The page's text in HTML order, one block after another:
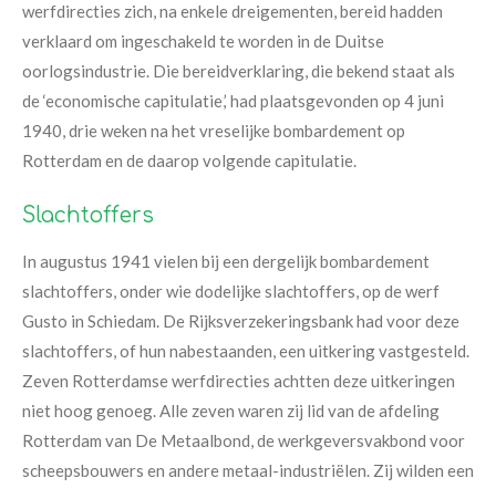
werfdirecties zich, na enkele dreigementen, bereid hadden
verklaard om ingeschakeld te worden in de Duitse
oorlogsindustrie. Die bereidverklaring, die bekend staat als
de ‘economische capitulatie,’ had plaatsgevonden op 4 juni
1940, drie weken na het vreselijke bombardement op
Rotterdam en de daarop volgende capitulatie.
Slachtoffers
In augustus 1941 vielen bij een dergelijk bombardement
slachtoffers, onder wie dodelijke slachtoffers, op de werf
Gusto in Schiedam. De Rijksverzekeringsbank had voor deze
slachtoffers, of hun nabestaanden, een uitkering vastgesteld.
Zeven Rotterdamse werfdirecties achtten deze uitkeringen
niet hoog genoeg. Alle zeven waren zij lid van de afdeling
Rotterdam van De Metaalbond, de werkgeversvakbond voor
scheepsbouwers en andere metaal-industriëlen. Zij wilden een